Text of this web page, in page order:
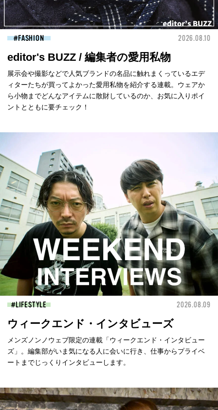
FASHION 2026.08.10
editor's BUZZ / 編集者の愛用私物
展示会や撮影などで人気ブランドの名品に触れまくっているエデ
ィターたちが買ってよかった愛用私物を紹介する連載。ウェアか
ら小物までどんなアイテムに散財しているのか、お気に入りポイ
ントとともに要チェック！
LIFESTYLE 2026.08.09
ウィークエンド・インタビューズ
メンズノンノウェブ限定の連載「ウィークエンド・インタビュー
ズ」。編集部がいま気になる人に会いに行き、仕事からプライベ
ートまでじっくりインタビューします。